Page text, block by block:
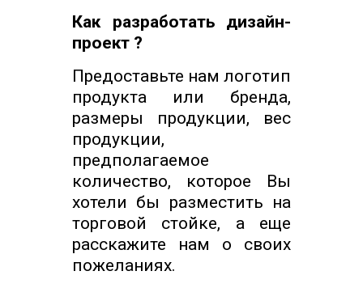
Как разработать дизайн-
проект ?
Предоставьте нам логотип
продукта или бренда,
размеры продукции, вес
продукции,
предполагаемое
количество, которое Вы
хотели бы разместить на
торговой стойке, а еще
расскажите нам о своих
пожеланиях.